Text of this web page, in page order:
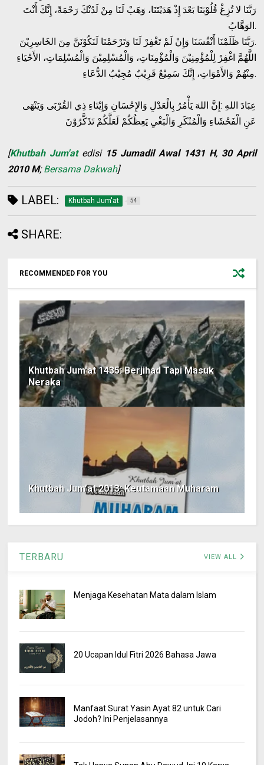
رَبَّنَا لا تُزِغْ قُلُوْبَنَا بَعْدَ إِذْ هَدَيْتَنَا، وَهَبْ لَنَا مِنْ لَدُنْكَ رَحْمَةً، إِنَّكَ أَنْتَ
الوَهَّابُ.
رَبَّنَا ظَلَمْنَا أَنْفُسَنَا وَإِنْ لَمْ تَغْفِرْ لَنَا وَتَرْحَمْنَا لَنَكُوْنَنَّ مِنَ الخَاسِرِيْنَ.
اللَّهُمَّ اغْفِرْ لِلْمُؤْمِنِيْنَ وَالْمُؤْمِنَاتِ، وَالْمُسْلِمِيْنَ وَالْمُسْلِمَاتِ، الأَحْيَاءِ
مِنْهُمْ وَالأَمْوَاتِ، إِنَّكَ سَمِيْعٌ قَرِيْبٌ مُجِيْبُ الدُّعَاءِ.
عِبَادَ اللهِ :إِنَّ اللهَ يَأْمُرُ بِالْعَدْلِ وَالإِحْسَانِ وَإِيْتَاءِ ذِي القُرْبَى وَيَنْهَى
عَنِ الْفَحْشَاءِ وَالْمُنْكَرِ وَالْبَغْيِ يَعِظُكُمْ لَعَلَّكُمْ تَذَكَّرُوْنَ
[Khutbah Jum'atedisi 15 Jumadil Awal 1431 H, 30 April
2010 M;Bersama Dakwah]
LABEL: Khutbah Jum'at 54
SHARE:
RECOMMENDED FOR YOU
Khutbah Jum'at 1435: Berjihad Tapi Masuk
Neraka
Khutbah Jum’at 2013: Keutamaan Muharam
TERBARU VIEW ALL
Menjaga Kesehatan Mata dalam Islam
20 Ucapan Idul Fitri 2026 Bahasa Jawa
Manfaat Surat Yasin Ayat 82 untuk Cari
Jodoh? Ini Penjelasannya